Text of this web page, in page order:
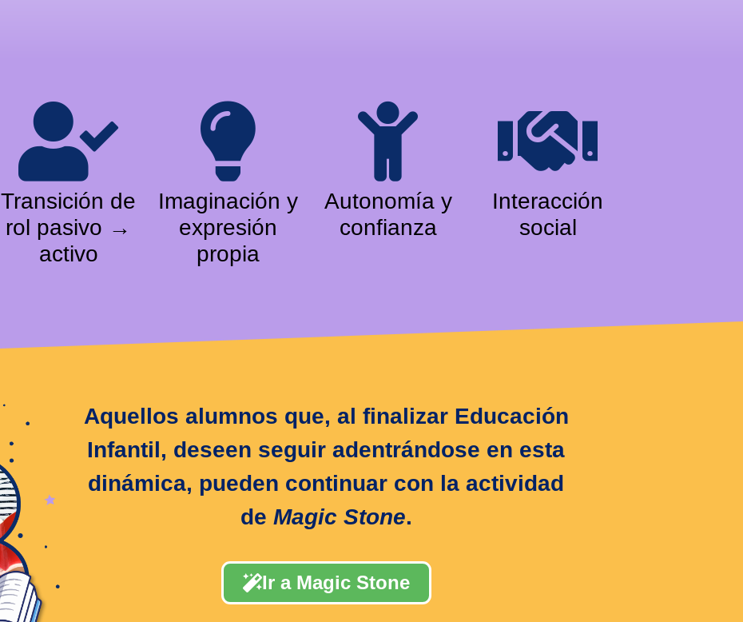
Transición de
rol pasivo →
activo
Imaginación y
expresión
propia
Autonomía y
confianza
Interacción
social
Aquellos alumnos que, al finalizar Educación
Infantil, deseen seguir adentrándose en esta
dinámica, pueden continuar con la actividad
de Magic Stone.
Ir a Magic Stone